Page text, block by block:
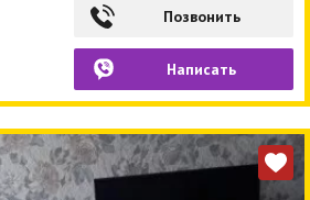
Позвонить
Написать